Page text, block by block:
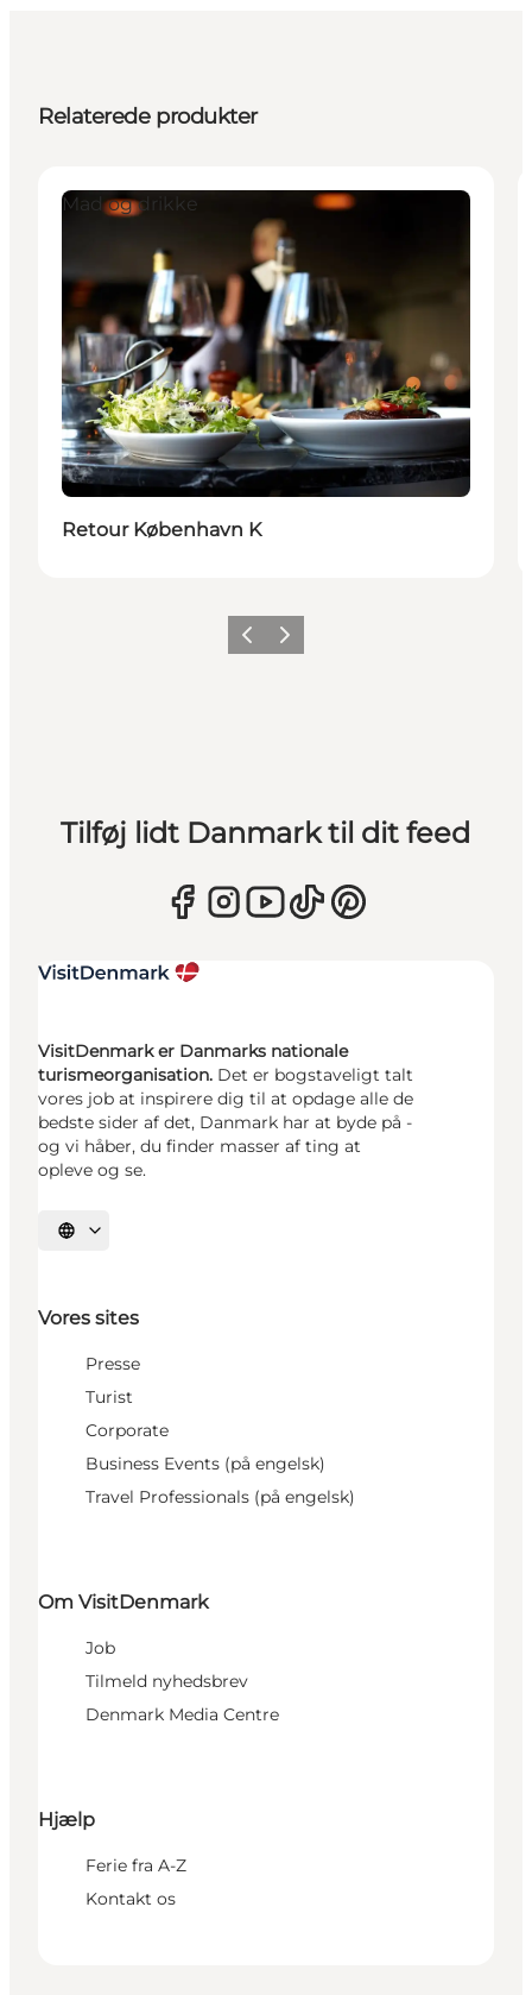
Relaterede produkter
Mad og drikke
Retour København K
ForrigeNæste
Tilføj lidt Danmark til dit feed
VisitDenmark er Danmarks nationale
turismeorganisation. Det er bogstaveligt talt
vores job at inspirere dig til at opdage alle de
bedste sider af det, Danmark har at byde på -
og vi håber, du finder masser af ting at
opleve og se.
Vælg sprog
Vores sites
Presse
Turist
Corporate
Business Events (på engelsk)
Travel Professionals (på engelsk)
Om VisitDenmark
Job
Tilmeld nyhedsbrev
Denmark Media Centre
Hjælp
Ferie fra A-Z
Kontakt os